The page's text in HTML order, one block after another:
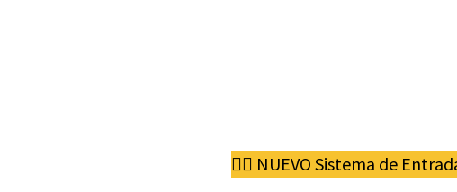
👉🏻 NUEVO Sistema de